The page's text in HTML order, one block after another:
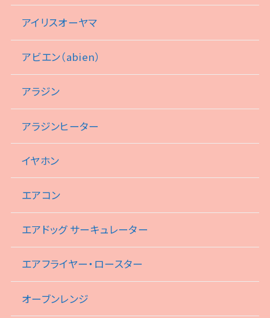
アイリスオーヤマ
アビエン（abien）
アラジン
アラジンヒーター
イヤホン
エアコン
エアドッグ サーキュレーター
エアフライヤー・ロースター
オーブンレンジ